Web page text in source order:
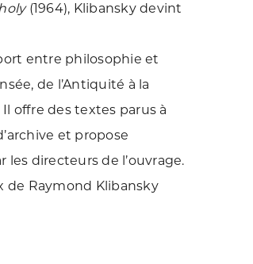
(1964), Klibansky devint
entre philosophie et
de l’Antiquité à la
Il offre des textes parus à
et propose
directeurs de l’ouvrage.
de Raymond Klibansky